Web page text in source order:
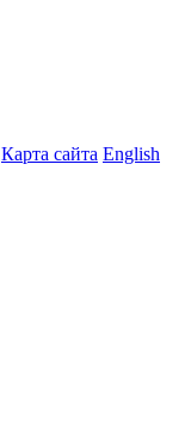
Карта сайта English